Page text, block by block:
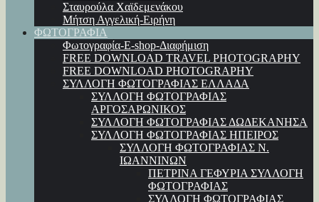
Σταυρούλα Χαϊδεμενάκου
Μήτση Αγγελική-Ειρήνη
ΦΩΤΟΓΡΑΦΙΑ
Φωτογραφία-E-shop-Διαφήμιση
FREE DOWNLOAD TRAVEL PHOTOGRAPHY
FREE DOWNLOAD PHOTOGRAPHY
ΣΥΛΛΟΓΗ ΦΩΤΟΓΡΑΦΙΑΣ ΕΛΛΑΔΑ
ΣΥΛΛΟΓΗ ΦΩΤΟΓΡΑΦΙΑΣ
ΑΡΓΟΣΑΡΩΝΙΚΟΣ
ΣΥΛΛΟΓΗ ΦΩΤΟΓΡΑΦΙΑΣ ΔΩΔΕΚΑΝΗΣΑ
ΣΥΛΛΟΓΗ ΦΩΤΟΓΡΑΦΙΑΣ ΗΠΕΙΡΟΣ
ΣΥΛΛΟΓΗ ΦΩΤΟΓΡΑΦΙΑΣ Ν.
ΙΩΑΝΝΙΝΩΝ
ΠΕΤΡΙΝΑ ΓΕΦΥΡΙΑ ΣΥΛΛΟΓΗ
ΦΩΤΟΓΡΑΦΙΑΣ
ΣΥΛΛΟΓΗ ΦΩΤΟΓΡΑΦΙΑΣ